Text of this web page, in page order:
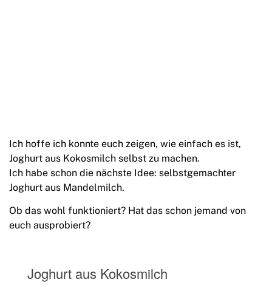
Ich hoffe ich konnte euch zeigen, wie einfach es ist,
Joghurt aus Kokosmilch selbst zu machen.
Ich habe schon die nächste Idee: selbstgemachter
Joghurt aus Mandelmilch.
Ob das wohl funktioniert? Hat das schon jemand von
euch ausprobiert?
Joghurt aus Kokosmilch